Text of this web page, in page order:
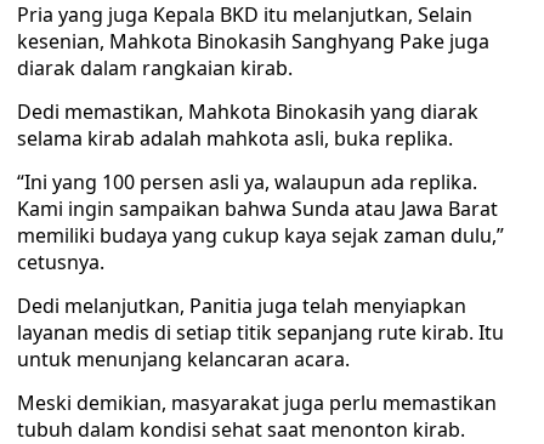
Pria yang juga Kepala BKD itu melanjutkan, Selain
kesenian, Mahkota Binokasih Sanghyang Pake juga
diarak dalam rangkaian kirab.
Dedi memastikan, Mahkota Binokasih yang diarak
selama kirab adalah mahkota asli, buka replika.
“Ini yang 100 persen asli ya, walaupun ada replika.
Kami ingin sampaikan bahwa Sunda atau Jawa Barat
memiliki budaya yang cukup kaya sejak zaman dulu,”
cetusnya.
Dedi melanjutkan, Panitia juga telah menyiapkan
layanan medis di setiap titik sepanjang rute kirab. Itu
untuk menunjang kelancaran acara.
Meski demikian, masyarakat juga perlu memastikan
tubuh dalam kondisi sehat saat menonton kirab.